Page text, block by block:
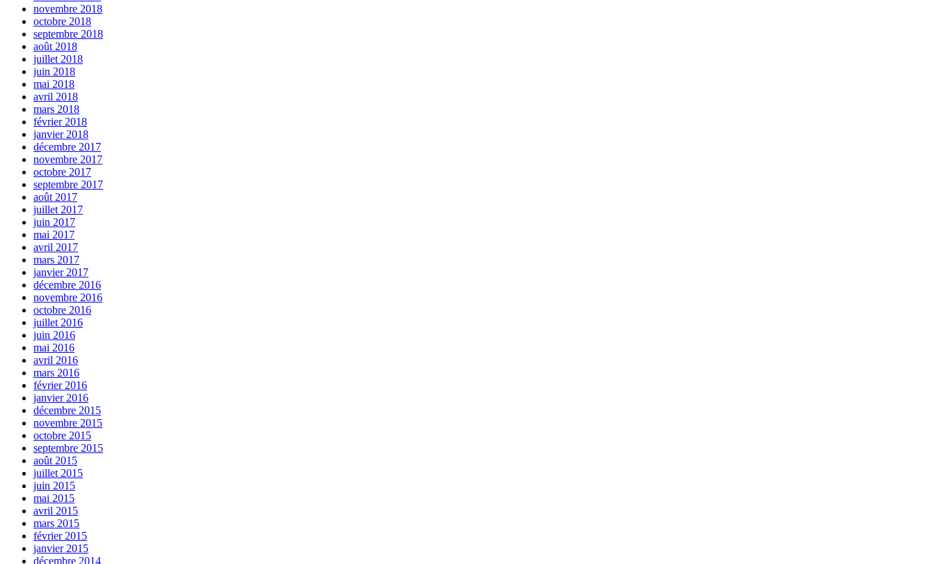
novembre 2018
octobre 2018
septembre 2018
août 2018
juillet 2018
juin 2018
mai 2018
avril 2018
mars 2018
février 2018
janvier 2018
décembre 2017
novembre 2017
octobre 2017
septembre 2017
août 2017
juillet 2017
juin 2017
mai 2017
avril 2017
mars 2017
janvier 2017
décembre 2016
novembre 2016
octobre 2016
juillet 2016
juin 2016
mai 2016
avril 2016
mars 2016
février 2016
janvier 2016
décembre 2015
novembre 2015
octobre 2015
septembre 2015
août 2015
juillet 2015
juin 2015
mai 2015
avril 2015
mars 2015
février 2015
janvier 2015
décembre 2014